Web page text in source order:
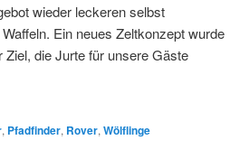
wieder leckeren selbst
Ein neues Zeltkonzept wurde
die Jurte für unsere Gäste
, Pfadfinder, Rover, Wölflinge